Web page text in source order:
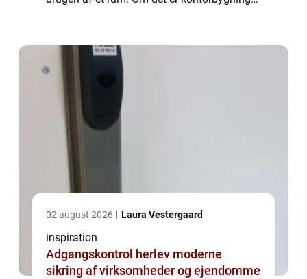
02 august 2026 Laura Vestergaard
inspiration
Adgangskontrol herlev moderne
sikring af virksomheder og ejendomme